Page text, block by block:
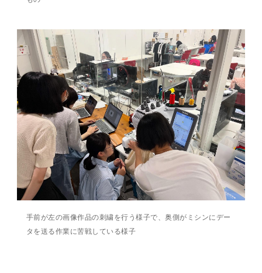
手前が左の画像作品の刺繍を行う様子で、奥側がミシンにデー
タを送る作業に苦戦している様子